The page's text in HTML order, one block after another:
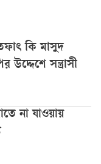
কি মাসুদ
উদ্দেশে সন্ত্রাসী
না যাওয়ায়